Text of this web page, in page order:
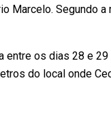
Marcelo. Segundo
entre os dias 28 e 29
do local onde